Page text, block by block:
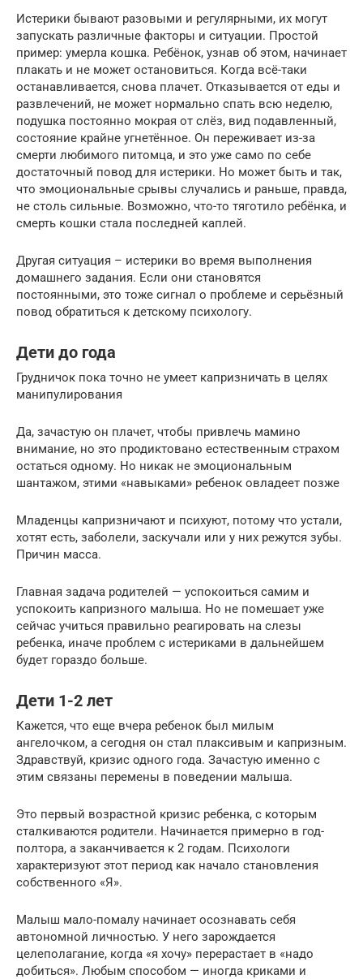
Истерики бывают разовыми и регулярными, их могут
запускать различные факторы и ситуации. Простой
пример: умерла кошка. Ребёнок, узнав об этом, начинает
плакать и не может остановиться. Когда всё-таки
останавливается, снова плачет. Отказывается от еды и
развлечений, не может нормально спать всю неделю,
подушка постоянно мокрая от слёз, вид подавленный,
состояние крайне угнетённое. Он переживает из-за
смерти любимого питомца, и это уже само по себе
достаточный повод для истерики. Но может быть и так,
что эмоциональные срывы случались и раньше, правда,
не столь сильные. Возможно, что-то тяготило ребёнка, и
смерть кошки стала последней каплей.
Другая ситуация – истерики во время выполнения
домашнего задания. Если они становятся
постоянными, это тоже сигнал о проблеме и серьёзный
повод обратиться к детскому психологу.
Дети до года
Грудничок пока точно не умеет капризничать в целях
манипулирования
Да, зачастую он плачет, чтобы привлечь мамино
внимание, но это продиктовано естественным страхом
остаться одному. Но никак не эмоциональным
шантажом, этими «навыками» ребенок овладеет позже
Младенцы капризничают и психуют, потому что устали,
хотят есть, заболели, заскучали или у них режутся зубы.
Причин масса.
Главная задача родителей — успокоиться самим и
успокоить капризного малыша. Но не помешает уже
сейчас учиться правильно реагировать на слезы
ребенка, иначе проблем с истериками в дальнейшем
будет гораздо больше.
Дети 1-2 лет
Кажется, что еще вчера ребенок был милым
ангелочком, а сегодня он стал плаксивым и капризным.
Здравствуй, кризис одного года. Зачастую именно с
этим связаны перемены в поведении малыша.
Это первый возрастной кризис ребенка, с которым
сталкиваются родители. Начинается примерно в год-
полтора, а заканчивается к 2 годам. Психологи
характеризуют этот период как начало становления
собственного «Я».
Малыш мало-помалу начинает осознавать себя
автономной личностью. У него зарождается
целеполагание, когда «я хочу» перерастает в «надо
добиться». Любым способом — иногда криками и